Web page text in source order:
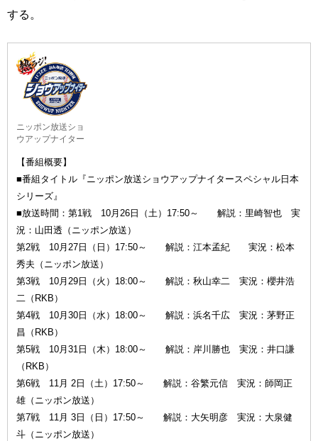
する。
ニッポン放送ショ
ウアップナイター
【番組概要】
■番組タイトル『ニッポン放送ショウアップナイタースペシャル日本
シリーズ』
■放送時間：第1戦 10月26日（土）17:50～ 解説：里崎智也 実
況：山田透（ニッポン放送）
第2戦 10月27日（日）17:50～ 解説：江本孟紀 実況：松本
秀夫（ニッポン放送）
第3戦 10月29日（火）18:00～ 解説：秋山幸二 実況：櫻井浩
二（RKB）
第4戦 10月30日（水）18:00～ 解説：浜名千広 実況：茅野正
昌（RKB）
第5戦 10月31日（木）18:00～ 解説：岸川勝也 実況：井口謙
（RKB）
第6戦 11月 2日（土）17:50～ 解説：谷繁元信 実況：師岡正
雄（ニッポン放送）
第7戦 11月 3日（日）17:50～ 解説：大矢明彦 実況：大泉健
斗（ニッポン放送）